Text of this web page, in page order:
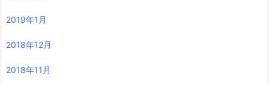
2019年1月
2018年12月
2018年11月